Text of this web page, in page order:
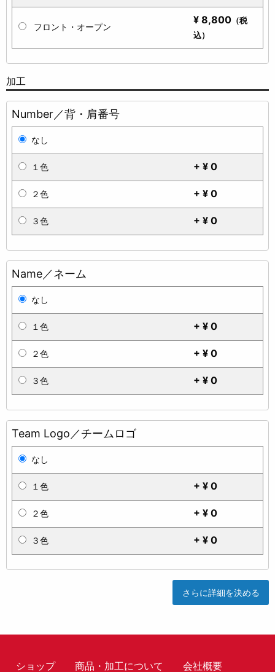
フロント・オープン
¥ 8,800 （税
込）
加工
Number／背・肩番号
なし
１色 + ¥ 0
２色 + ¥ 0
３色 + ¥ 0
Name／ネーム
なし
１色 + ¥ 0
２色 + ¥ 0
３色 + ¥ 0
Team Logo／チームロゴ
なし
１色 + ¥ 0
２色 + ¥ 0
３色 + ¥ 0
さらに詳細を決める
ショップ 商品・加工について 会社概要